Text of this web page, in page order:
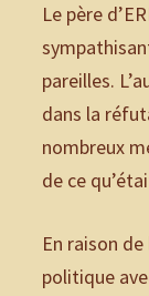
Le père
pareilles.
dans la
nombreux
de ce
En raison
politique